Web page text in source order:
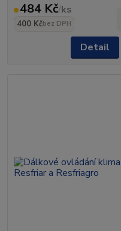
484 Kč/ks
400 Kčbez DPH
Detail